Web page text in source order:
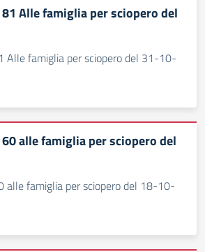
81 Alle famiglia per sciopero del
Alle famiglia per sciopero del 31-10-
60 alle famiglia per sciopero del
alle famiglia per sciopero del 18-10-